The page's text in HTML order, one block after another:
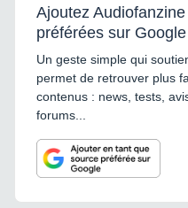
Ajoutez
préférées sur Google
Un geste simple qui
permet de retrouver plus
contenus : news, tests,
forums...